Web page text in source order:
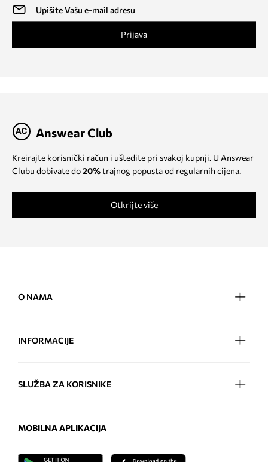
Prijava
Answear Club
Kreirajte korisnički račun i uštedite pri svakoj kupnji. U Answear
Clubu dobivate do20%trajnog popusta od regularnih cijena.
Otkrijte više
O NAMA
INFORMACIJE
SLUŽBA ZA KORISNIKE
MOBILNA APLIKACIJA